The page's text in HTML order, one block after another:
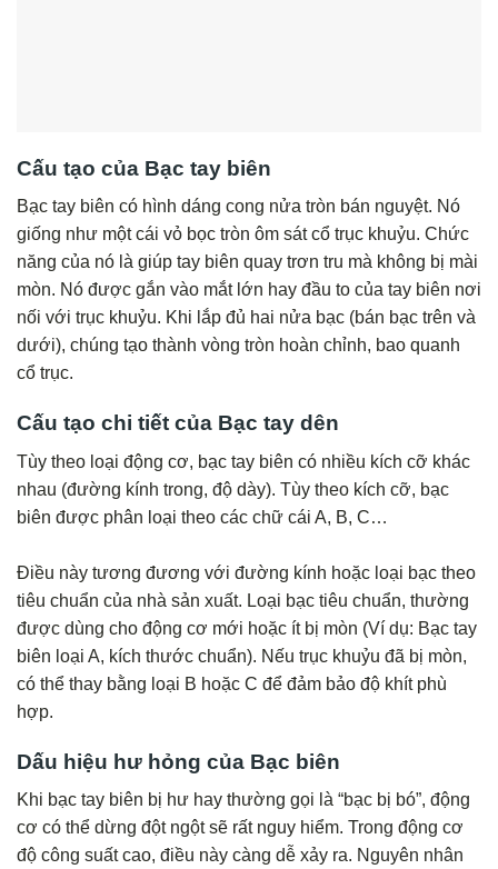
Cấu tạo của Bạc tay biên
Bạc tay biên có hình dáng cong nửa tròn bán nguyệt. Nó
giống như một cái vỏ bọc tròn ôm sát cổ trục khuỷu. Chức
năng của nó là giúp tay biên quay trơn tru mà không bị mài
mòn. Nó được gắn vào mắt lớn hay đầu to của tay biên nơi
nối với trục khuỷu. Khi lắp đủ hai nửa bạc (bán bạc trên và
dưới), chúng tạo thành vòng tròn hoàn chỉnh, bao quanh
cổ trục.
Cấu tạo chi tiết của Bạc tay dên
Tùy theo loại động cơ, bạc tay biên có nhiều kích cỡ khác
nhau (đường kính trong, độ dày). Tùy theo kích cỡ, bạc
biên được phân loại theo các chữ cái A, B, C…
Điều này tương đương với đường kính hoặc loại bạc theo
tiêu chuẩn của nhà sản xuất. Loại bạc tiêu chuẩn, thường
được dùng cho động cơ mới hoặc ít bị mòn (Ví dụ: Bạc tay
biên loại A, kích thước chuẩn). Nếu trục khuỷu đã bị mòn,
có thể thay bằng loại B hoặc C để đảm bảo độ khít phù
hợp.
Dấu hiệu hư hỏng của Bạc biên
Khi bạc tay biên bị hư hay thường gọi là “bạc bị bó”, động
cơ có thể dừng đột ngột sẽ rất nguy hiểm. Trong động cơ
độ công suất cao, điều này càng dễ xảy ra. Nguyên nhân